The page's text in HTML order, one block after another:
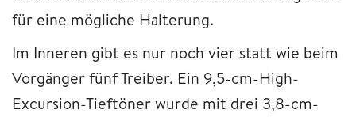
für eine mögliche Halterung.
Im Inneren gibt es nur noch vier statt wie beim
Vorgänger fünf Treiber. Ein 9,5-cm-High-
Excursion-Tieftöner wurde mit drei 3,8-cm-